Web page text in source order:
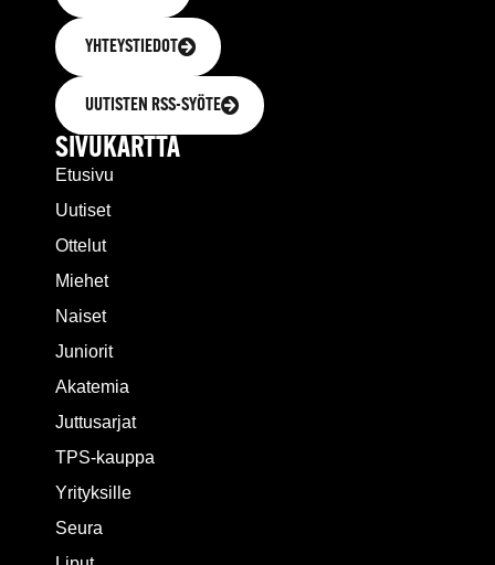
YHTEYSTIEDOT
UUTISTEN RSS-SYÖTE
SIVUKARTTA
Etusivu
Uutiset
Ottelut
Miehet
Naiset
Juniorit
Akatemia
Juttusarjat
TPS-kauppa
Yrityksille
Seura